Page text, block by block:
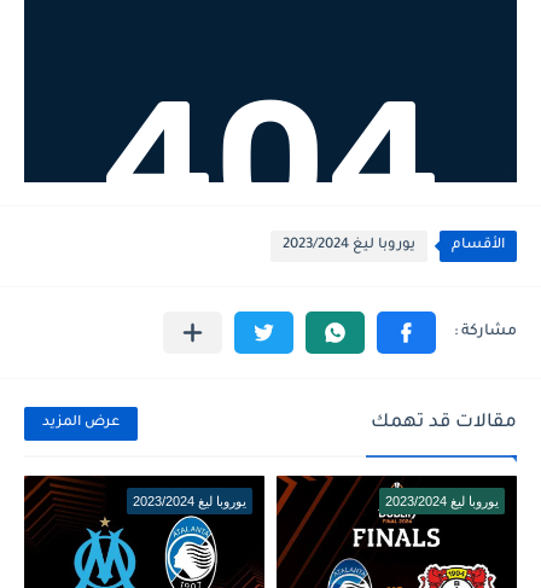
الأقسام يوروبا ليغ 2023/2024
مقالات قد تهمك عرض المزيد
يوروبا ليغ 2023/2024 يوروبا ليغ 2023/2024